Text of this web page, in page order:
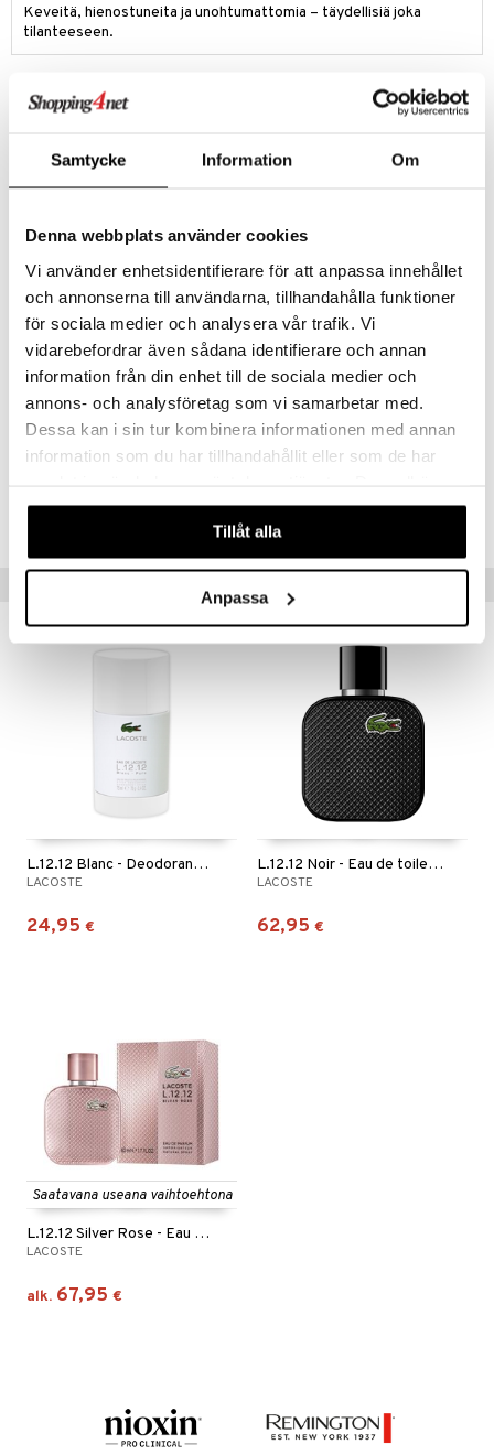
Samtycke Information Om
Denna webbplats använder cookies
Vi använder enhetsidentifierare för att anpassa innehållet
och annonserna till användarna, tillhandahålla funktioner
för sociala medier och analysera vår trafik. Vi
vidarebefordrar även sådana identifierare och annan
information från din enhet till de sociala medier och
annons- och analysföretag som vi samarbetar med.
Dessa kan i sin tur kombinera informationen med annan
information som du har tillhandahållit eller som de har
våra cookies vid fortsatt användande av vår webbplats.
Tillåt alla
Anpassa
Keveitä, hienostuneita ja unohtumattomia – täydellisiä joka
tilanteeseen.
Tuotetieto
L.12.12 Silver Grey Lacostelta
Tuoksuperhe:Aromaattinen – Fougère
Hopeametallisella viimeistelyllään, joka kunnioittaa René Lacosten
loistokkaasti ikonisen tuoksukokoelman, joka on saanut inspiraationsa
Fougère-puumainen tuoksu, joka tasapainottaa täydellisesti laventelin
ja geraniumin aromaattisia vivahteita, vahvistettuna intensiivisellä
suitsukeuutteella ja virkistettynä mandariinin vivahteella. Pohjalla
yhdistyvät setripuu ja lämmin ambroksi paljastaen vastustamattoman
puumaisen jäljen.
Ylänuotti: suitsuke ja mandariini
Sydännuotti: laventeli ja geranium
Pohjanuotti: setripuu ja ambroksi
L.12.12 Blanc - Deodorant Stick
LACOSTE
24,95 €
L.12.12 Noir - Eau de toilette
LACOSTE
62,95 €
Saatavana useana vaihtoehtona
L.12.12 Silver Rose - Eau de parfum
LACOSTE
alk. 67,95 €